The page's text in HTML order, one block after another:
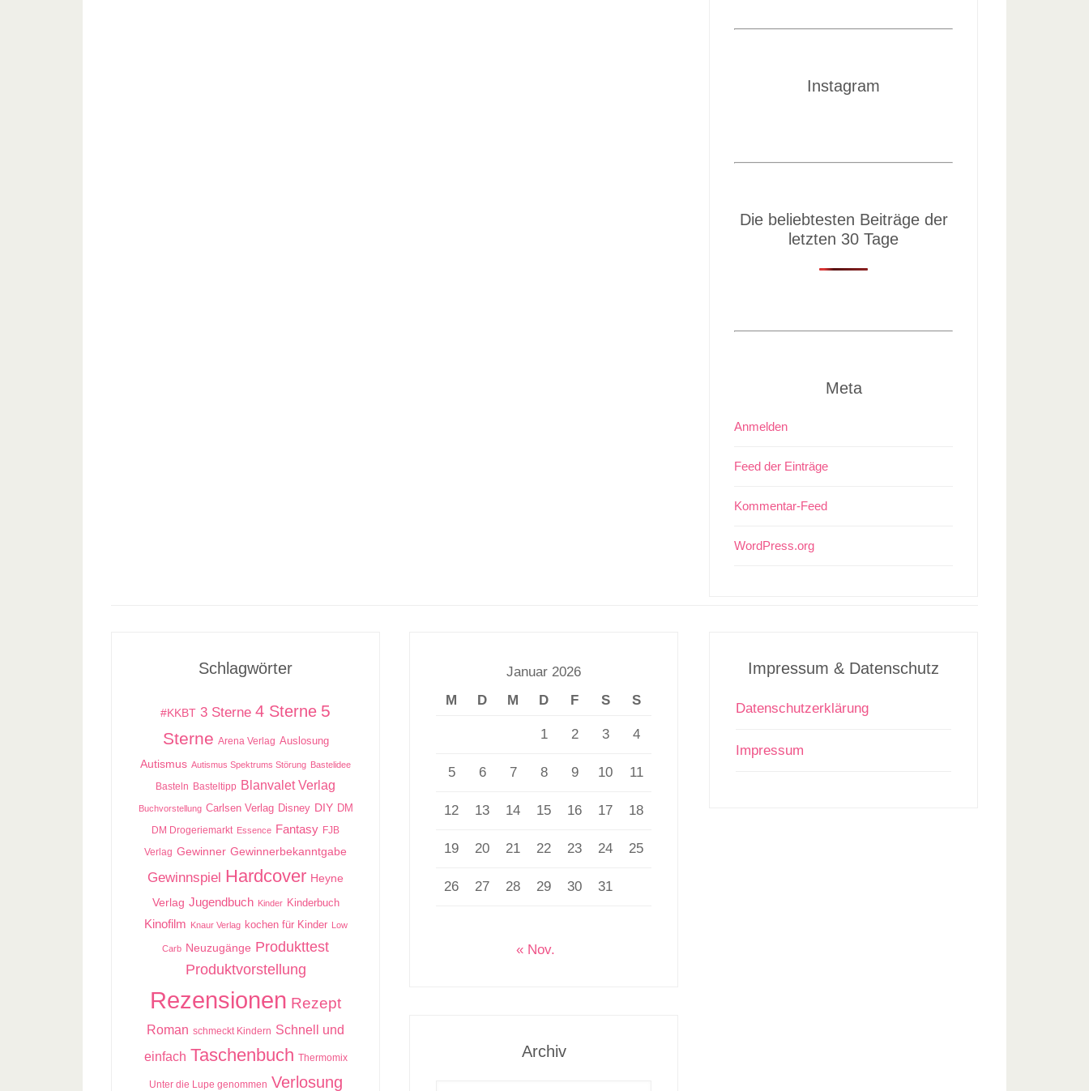
Instagram
Die beliebtesten Beiträge der
letzten 30 Tage
Meta
Anmelden
Feed der Einträge
Kommentar-Feed
WordPress.org
Schlagwörter
#KKBT 3 Sterne 4 Sterne 5
Sterne Arena Verlag Auslosung
Autismus Autismus Spektrums Störung Bastelidee
Basteln Basteltipp Blanvalet Verlag
Buchvorstellung Carlsen Verlag Disney DIY DM
DM Drogeriemarkt Essence Fantasy FJB
Verlag Gewinner Gewinnerbekanntgabe
Gewinnspiel Hardcover Heyne
Verlag Jugendbuch Kinder Kinderbuch
Kinofilm Knaur Verlag kochen für Kinder Low
Carb Neuzugänge Produkttest
Produktvorstellung
Rezensionen Rezept
Roman schmeckt Kindern Schnell und
einfach Taschenbuch Thermomix
Unter die Lupe genommen Verlosung
Januar 2026
M
D M D F S S
1 2 3 4
5 6 7 8 9 10 11
12 13 14 15 16 17 18
19 20 21 22 23 24 25
26 27 28 29 30 31
« Nov.
Archiv
Impressum & Datenschutz
Datenschutzerklärung
Impressum